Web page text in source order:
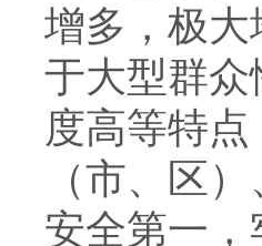
增多，极
于大型群
度高等特
（市、区
安全第一